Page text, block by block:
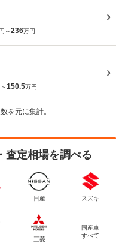
～236万円
150.5万円
を元に集計。
査定相場を調べる
日産 スズキ
三菱
国産車
すべて